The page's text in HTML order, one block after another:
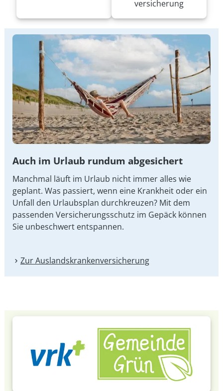
versicherung
Auch im Urlaub rundum abgesichert
Manchmal läuft im Urlaub nicht immer alles wie
geplant. Was passiert, wenn eine Krankheit oder ein
Unfall den Urlaubsplan durchkreuzen? Mit dem
passenden Versicherungsschutz im Gepäck können
Sie unbeschwert entspannen.
Zur Auslandskranken­versicherung